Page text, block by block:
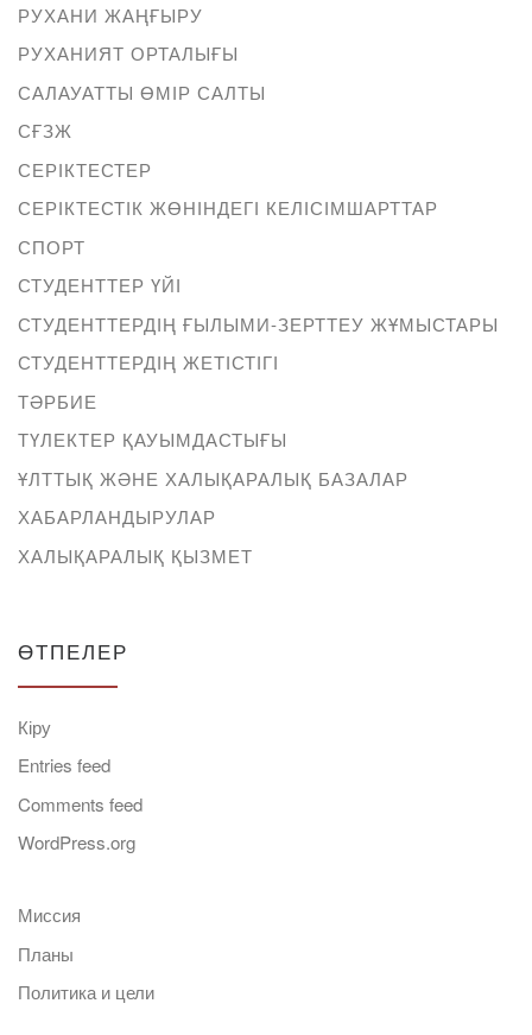
РУХАНИ ЖАҢҒЫРУ
РУХАНИЯТ ОРТАЛЫҒЫ
САЛАУАТТЫ ӨМІР САЛТЫ
СҒЗЖ
СЕРІКТЕСТЕР
СЕРІКТЕСТІК ЖӨНІНДЕГІ КЕЛІСІМШАРТТАР
СПОРТ
СТУДЕНТТЕР ҮЙІ
СТУДЕНТТЕРДІҢ ҒЫЛЫМИ-ЗЕРТТЕУ ЖҰМЫСТАРЫ
СТУДЕНТТЕРДІҢ ЖЕТІСТІГІ
ТӘРБИЕ
ТҮЛЕКТЕР ҚАУЫМДАСТЫҒЫ
ҰЛТТЫҚ ЖӘНЕ ХАЛЫҚАРАЛЫҚ БАЗАЛАР
ХАБАРЛАНДЫРУЛАР
ХАЛЫҚАРАЛЫҚ ҚЫЗМЕТ
ӨТПЕЛЕР
Кіру
Entries feed
Comments feed
WordPress.org
Миссия
Планы
Политика и цели